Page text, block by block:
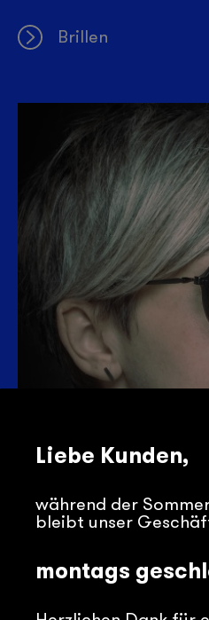
Brillen
Liebe Kunden,
während der
bleibt unser
montags